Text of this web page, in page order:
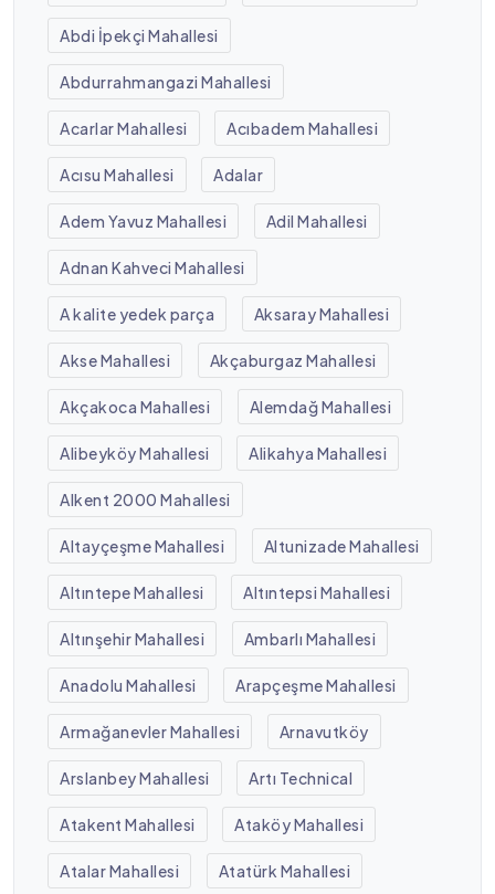
Abdi İpekçi Mahallesi
Abdurrahmangazi Mahallesi
Acarlar Mahallesi Acıbadem Mahallesi
Acısu Mahallesi Adalar
Adem Yavuz Mahallesi Adil Mahallesi
Adnan Kahveci Mahallesi
A kalite yedek parça Aksaray Mahallesi
Akse Mahallesi Akçaburgaz Mahallesi
Akçakoca Mahallesi Alemdağ Mahallesi
Alibeyköy Mahallesi Alikahya Mahallesi
Alkent 2000 Mahallesi
Altayçeşme Mahallesi Altunizade Mahallesi
Altıntepe Mahallesi Altıntepsi Mahallesi
Altınşehir Mahallesi Ambarlı Mahallesi
Anadolu Mahallesi Arapçeşme Mahallesi
Armağanevler Mahallesi Arnavutköy
Arslanbey Mahallesi Artı Technical
Atakent Mahallesi Ataköy Mahallesi
Atalar Mahallesi Atatürk Mahallesi